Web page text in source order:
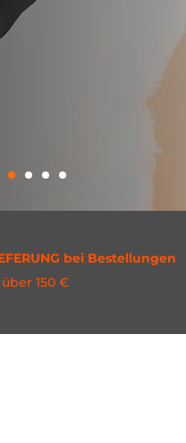
bei Bestellungen
über 150 €